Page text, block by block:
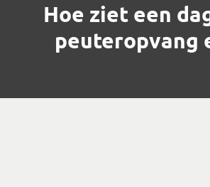
Hoe ziet een
peuteropvang